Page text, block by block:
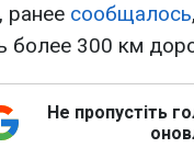
ранее сообщалось
более 300 км
Не пропустіть